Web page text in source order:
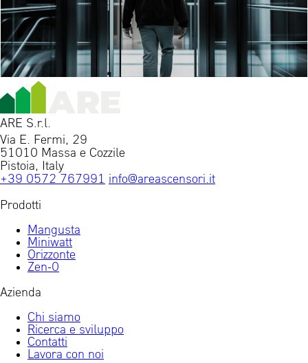
ARE S.r.l.
Via E. Fermi, 29
51010 Massa e Cozzile
Pistoia, Italy
+39 0572 767991 info@areascensori.it
Prodotti
Mangusta
Miniwatt
Orizzonte
Zen-0
Azienda
Chi siamo
Ricerca e sviluppo
Contatti
Lavora con noi